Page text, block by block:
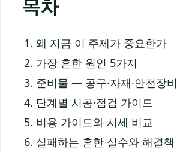
목차
왜 지금 이 주제가 중요한가
가장 흔한 원인 5가지
준비물 — 공구·자재·안전장비
단계별 시공·점검 가이드
비용 가이드와 시세 비교
실패하는 흔한 실수와 해결책